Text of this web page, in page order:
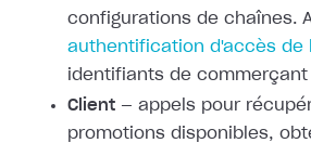
configurations de chaînes.
authentification d'accès de
identifiants de
Client — appels pour
promotions disponibles,